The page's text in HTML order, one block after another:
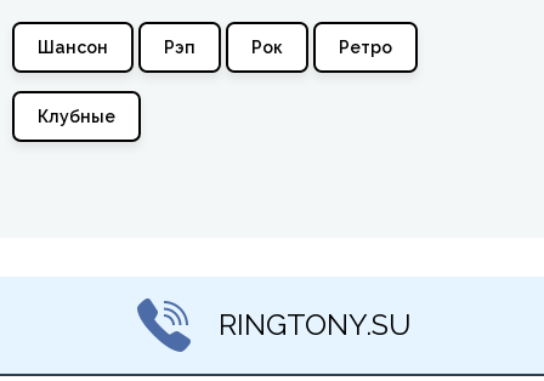
Шансон Рэп Рок Ретро
Клубные
RINGTONY.SU